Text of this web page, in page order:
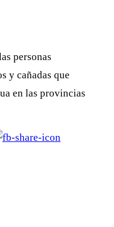
personas
y cañadas que
en las provincias